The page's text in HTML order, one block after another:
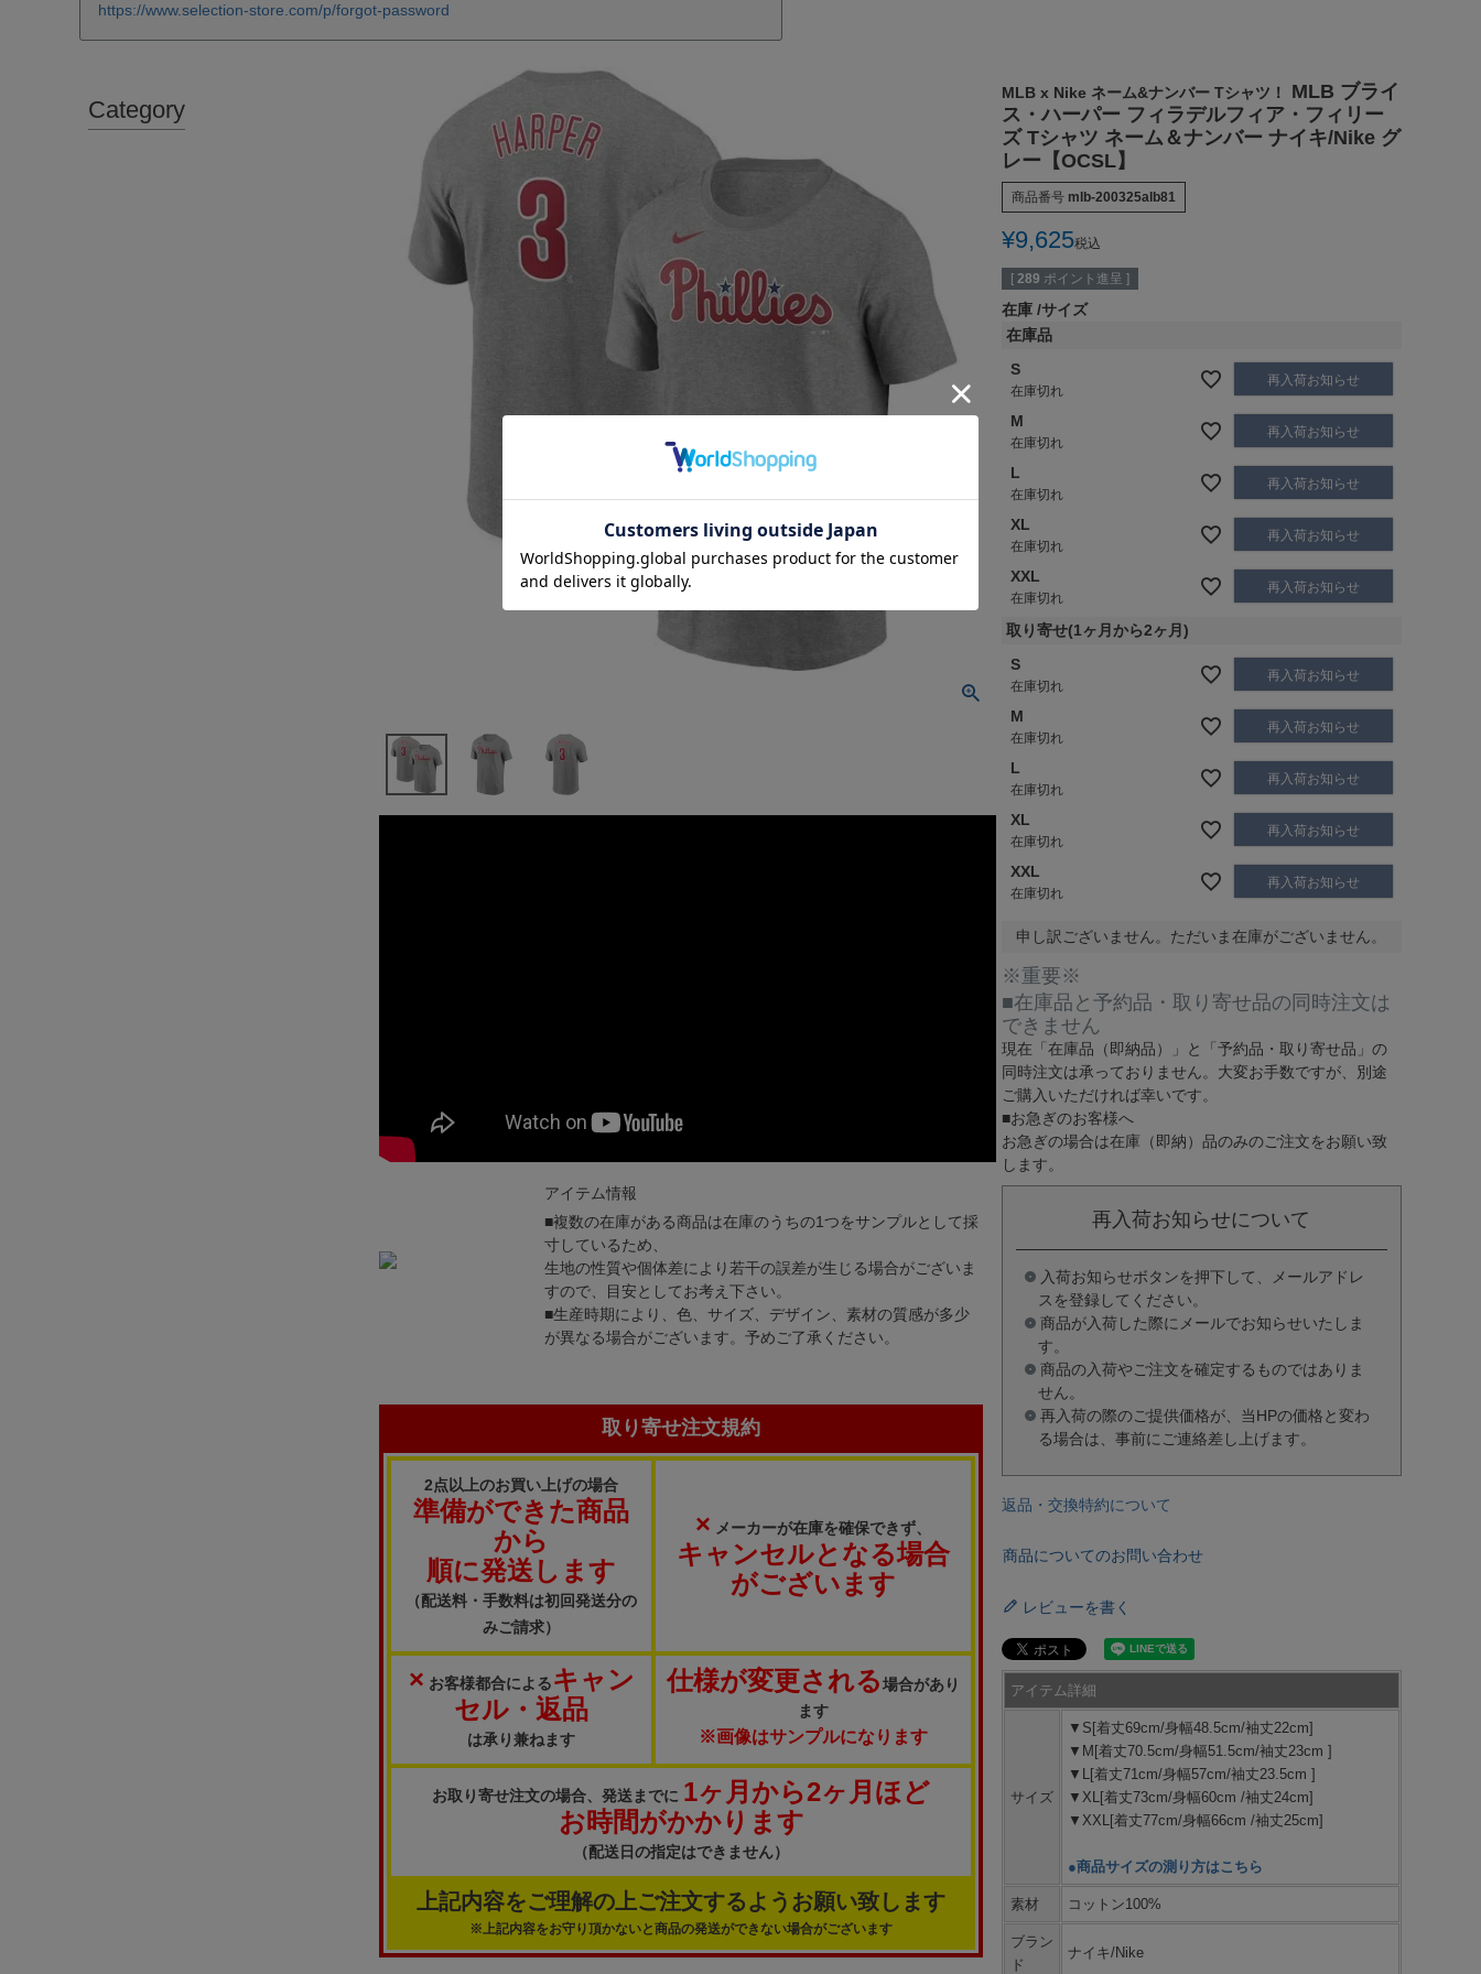
https://www.selection-store.com/p/forgot-password
Category
アイテム情報
■複数の在庫がある商品は在庫のうちの1つをサンプルとして採
寸しているため、
生地の性質や個体差により若干の誤差が生じる場合がございま
すので、目安としてお考え下さい。
■生産時期により、色、サイズ、デザイン、素材の質感が多少
が異なる場合がございます。予めご了承ください。
取り寄せ注文規約
2点以上のお買い上げの場合
準備ができた商品
から
順に発送します
（配送料・手数料は初回発送分の
みご請求）
× メーカーが在庫を確保できず、
キャンセルとなる場合
がございます
× お客様都合によるキャン
セル・返品
は承り兼ねます
仕様が変更される場合があり
ます
※画像はサンプルになります
お取り寄せ注文の場合、発送までに 1ヶ月から2ヶ月ほど
お時間がかかります
（配送日の指定はできません）
上記内容をご理解の上ご注文するようお願い致します
※上記内容をお守り頂かないと商品の発送ができない場合がございます
MLB x Nike ネーム&ナンバー Tシャツ！
MLB ブライ
ス・ハーパー フィラデルフィア・フィリー
ズ Tシャツ ネーム＆ナンバー ナイキ/Nike グ
レー【OCSL】
商品番号 mlb-200325alb81
¥9,625税込
[ 289 ポイント進呈 ]
在庫 サイズ
在庫品
S
在庫切れ
再入荷お知らせ
M
在庫切れ
再入荷お知らせ
L
在庫切れ
再入荷お知らせ
XL
在庫切れ
再入荷お知らせ
XXL
在庫切れ
再入荷お知らせ
取り寄せ(1ヶ月から2ヶ月)
S
在庫切れ
再入荷お知らせ
M
在庫切れ
再入荷お知らせ
L
在庫切れ
再入荷お知らせ
XL
在庫切れ
再入荷お知らせ
XXL
在庫切れ
再入荷お知らせ
申し訳ございません。ただいま在庫がございません。
※重要※
■在庫品と予約品・取り寄せ品の同時注文は
できません
現在 「在庫品（即納品）」 と 「予約品・取り寄せ品」 の
同時注文は承っておりません。大変お手数ですが、別途
ご購入いただければ幸いです。
■お急ぎのお客様へ
お急ぎの場合は在庫（即納）品のみのご注文をお願い致
します。
再入荷お知らせについて
入荷お知らせボタンを押下して、メールアドレ
スを登録してください。
商品が入荷した際にメールでお知らせいたしま
す。
商品の入荷やご注文を確定するものではありま
せん。
再入荷の際のご提供価格が、当HPの価格と変わ
る場合は、事前にご連絡差し上げます。
返品・交換特約について
商品についてのお問い合わせ
レビューを書く
アイテム詳細
サイズ
▼S[着丈69cm/身幅48.5cm/袖丈22cm]
▼M[着丈70.5cm/身幅51.5cm/袖丈23cm ]
▼L[着丈71cm/身幅57cm/袖丈23.5cm ]
▼XL[着丈73cm/身幅60cm /袖丈24cm]
▼XXL[着丈77cm/身幅66cm /袖丈25cm]
●商品サイズの測り方はこちら
素材 コットン100%
ブラン
ド
ナイキ/Nike